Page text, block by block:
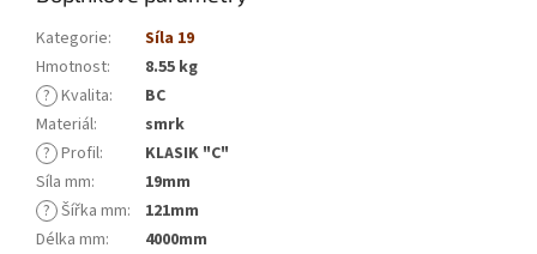
Kategorie:
Síla 19
Hmotnost:
8.55 kg
? Kvalita:
BC
Materiál:
smrk
? Profil:
KLASIK "C"
Síla mm:
19mm
? Šířka mm:
121mm
Délka mm:
4000mm